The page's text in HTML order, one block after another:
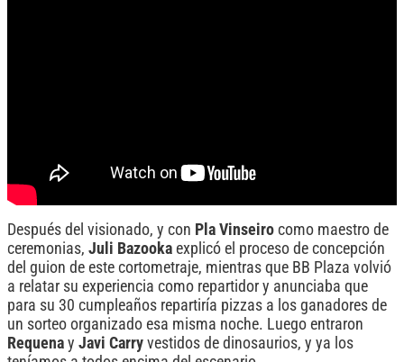
Después del visionado, y con Pla Vinseiro como maestro de
ceremonias, Juli Bazooka explicó el proceso de concepción
del guion de este cortometraje, mientras que BB Plaza volvió
a relatar su experiencia como repartidor y anunciaba que
para su 30 cumpleaños repartiría pizzas a los ganadores de
un sorteo organizado esa misma noche. Luego entraron
Requena y Javi Carry vestidos de dinosaurios, y ya los